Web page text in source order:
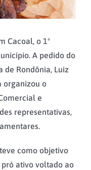
Cacoal, o 1º
A pedido do
de Rondônia, Luiz
organizou o
e
representativas,
como objetivo
ativo voltado ao